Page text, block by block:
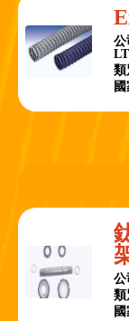
公
類
公
類